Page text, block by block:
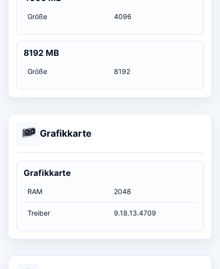
Größe 4096
8192 MB
Größe 8192
Grafikkarte
Grafikkarte
RAM 2048
Treiber 9.18.13.4709